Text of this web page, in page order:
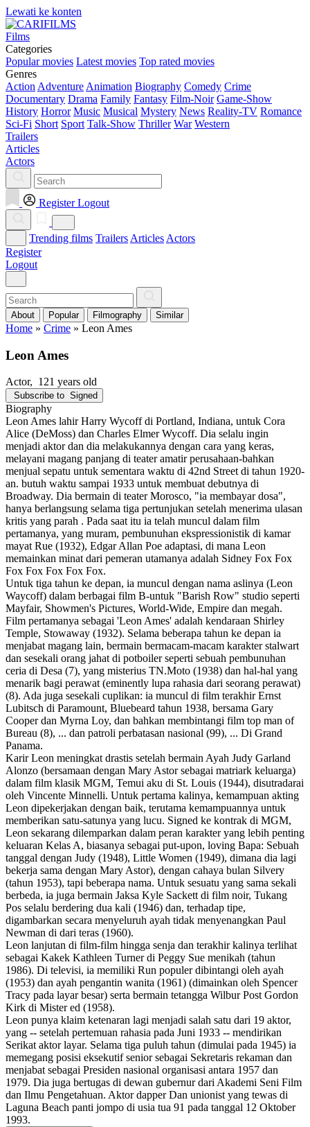
Lewati ke konten
Films
Categories
Popular movies Latest movies Top rated movies
Genres
Action Adventure Animation Biography Comedy Crime
Documentary Drama Family Fantasy Film-Noir Game-Show
History Horror Music Musical Mystery News Reality-TV Romance
Sci-Fi Short Sport Talk-Show Thriller War Western
Trailers
Articles
Actors
Register Logout
Trending films Trailers Articles Actors
Register
Logout
About Popular Filmography Similar
Home » Crime » Leon Ames
Leon Ames
Actor, 121 years old
Subscribe to Signed
Biography
Leon Ames lahir Harry Wycoff di Portland, Indiana, untuk Cora
Alice (DeMoss) dan Charles Elmer Wycoff. Dia selalu ingin
menjadi aktor dan dia melakukannya dengan cara yang keras,
melayani magang panjang di teater amatir perusahaan-bahkan
menjual sepatu untuk sementara waktu di 42nd Street di tahun 1920-
an. butuh waktu sampai 1933 untuk membuat debutnya di
Broadway. Dia bermain di teater Morosco, "ia membayar dosa",
hanya berlangsung selama tiga pertunjukan setelah menerima ulasan
kritis yang parah . Pada saat itu ia telah muncul dalam film
pertamanya, yang muram, pembunuhan ekspressionistik di kamar
mayat Rue (1932), Edgar Allan Poe adaptasi, di mana Leon
memainkan minat dari pemeran utamanya adalah Sidney Fox Fox
Fox Fox Fox Fox Fox.
Untuk tiga tahun ke depan, ia muncul dengan nama aslinya (Leon
Waycoff) dalam berbagai film B-untuk "Barish Row" studio seperti
Mayfair, Showmen's Pictures, World-Wide, Empire dan megah.
Film pertamanya sebagai 'Leon Ames' adalah kendaraan Shirley
Temple, Stowaway (1932). Selama beberapa tahun ke depan ia
menjabat magang lain, bermain bermacam-macam karakter stalwart
dan sesekali orang jahat di potboiler seperti sebuah pembunuhan
ceria di Desa (7), yang misterius TN.Moto (1938) dan hal-hal yang
menarik bagi perawat (eminently lupa rahasia dari seorang perawat)
(8). Ada juga sesekali cuplikan: ia muncul di film terakhir Ernst
Lubitsch di Paramount, Bluebeard tahun 1938, bersama Gary
Cooper dan Myrna Loy, dan bahkan membintangi film top man of
Bureau (8), ... dan patroli perbatasan nasional (99), ... Di Grand
Panama.
Karir Leon meningkat drastis setelah bermain Ayah Judy Garland
Alonzo (bersamaan dengan Mary Astor sebagai matriark keluarga)
dalam film klasik MGM, Temui aku di St. Louis (1944), disutradarai
oleh Vincente Minnelli. Untuk pertama kalinya, kemampuan akting
Leon dipekerjakan dengan baik, terutama kemampuannya untuk
memberikan satu-satunya yang lucu. Signed ke kontrak di MGM,
Leon sekarang dilemparkan dalam peran karakter yang lebih penting
keluaran Kelas A, biasanya sebagai put-upon, loving Bapa: Sebuah
tanggal dengan Judy (1948), Little Women (1949), dimana dia lagi
bekerja sama dengan Mary Astor), dengan cahaya bulan Silvery
(tahun 1953), tapi beberapa nama. Untuk sesuatu yang sama sekali
berbeda, ia juga bermain Jaksa Kyle Sackett di film noir, Tukang
Pos selalu berdering dua kali (1946) dan, terhadap tipe,
digambarkan secara menyeluruh ayah tidak menyenangkan Paul
Newman di dari teras (1960).
Leon lanjutan di film-film hingga senja dan terakhir kalinya terlihat
sebagai Kakek Kathleen Turner di Peggy Sue menikah (tahun
1986). Di televisi, ia memiliki Run populer dibintangi oleh ayah
(1953) dan ayah pengantin wanita (1961) (dimainkan oleh Spencer
Tracy pada layar besar) serta bermain tetangga Wilbur Post Gordon
Kirk di Mister ed (1958).
Leon punya klaim ketenaran lagi menjadi salah satu dari 19 aktor,
yang -- setelah pertemuan rahasia pada Juni 1933 -- mendirikan
Serikat aktor layar. Selama tiga puluh tahun (dimulai pada 1945) ia
memegang posisi eksekutif senior sebagai Sekretaris rekaman dan
menjabat sebagai Presiden nasional organisasi antara 1957 dan
1979. Dia juga bertugas di dewan gubernur dari Akademi Seni Film
dan Ilmu Pengetahuan. Aktor dapper Dan unionist yang tewas di
Laguna Beach panti jompo di usia tua 91 pada tanggal 12 Oktober
1993.